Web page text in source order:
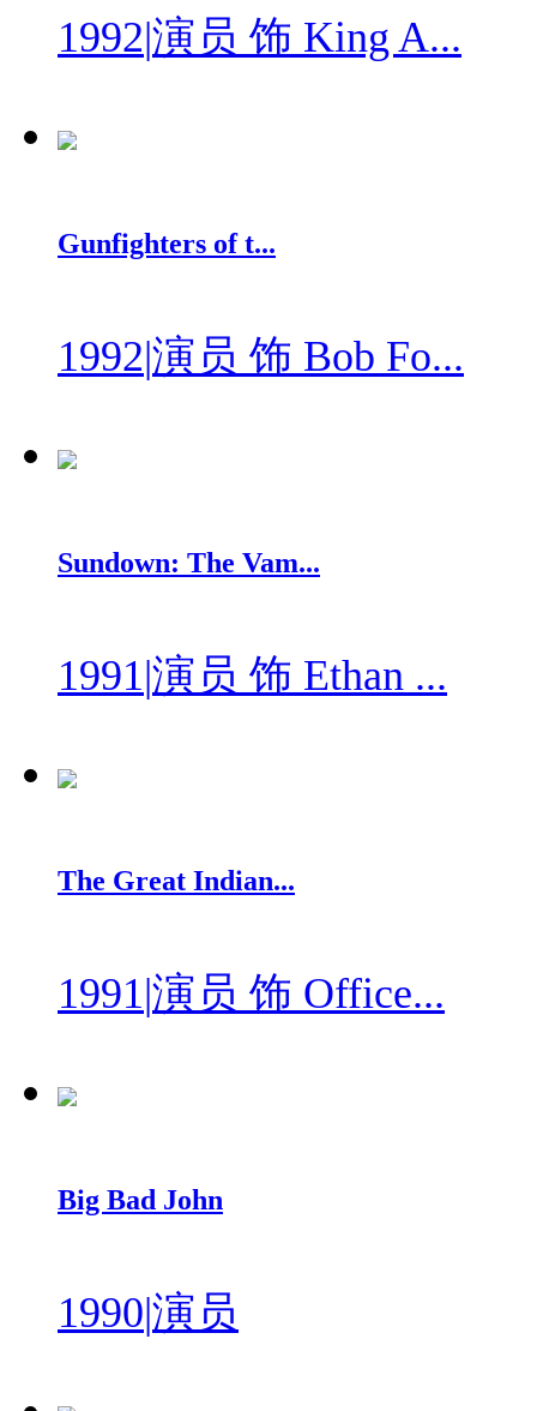
1992|演员 饰 King A...
Gunfighters of t...
1992|演员 饰 Bob Fo...
Sundown: The Vam...
1991|演员 饰 Ethan ...
The Great Indian...
1991|演员 饰 Office...
Big Bad John
1990|演员